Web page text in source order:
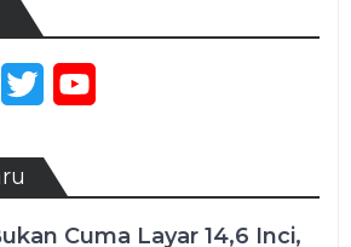
TikTok Twitter
Cuma Layar 14,6 Inci,